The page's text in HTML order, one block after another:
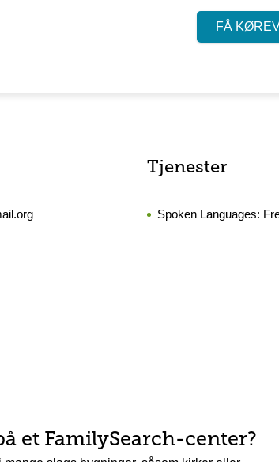
FÅ
Tjenester
Spoken Languages:
et FamilySearch-center?